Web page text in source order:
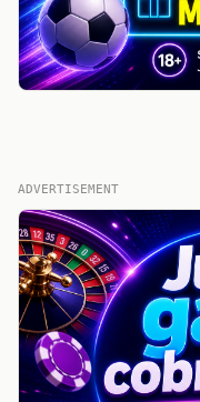
ADVERTISEMENT